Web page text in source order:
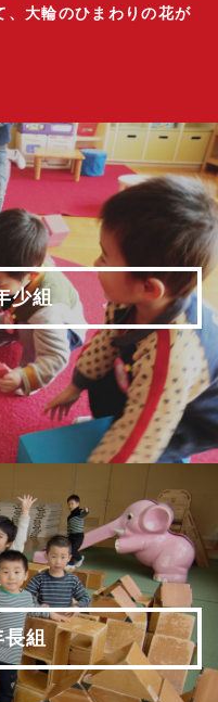
、大輪のひまわりの花が
少組
組